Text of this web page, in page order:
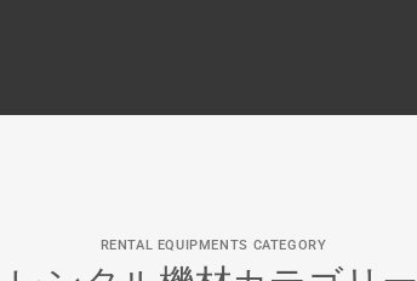
RENTAL EQUIPMENTS CATEGORY